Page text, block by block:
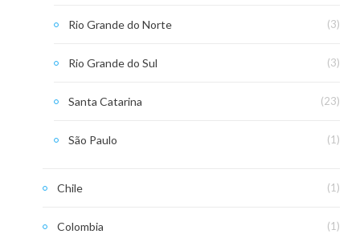
Rio Grande do Norte (3)
Rio Grande do Sul (3)
Santa Catarina (23)
São Paulo (1)
Chile (1)
Colombia (1)